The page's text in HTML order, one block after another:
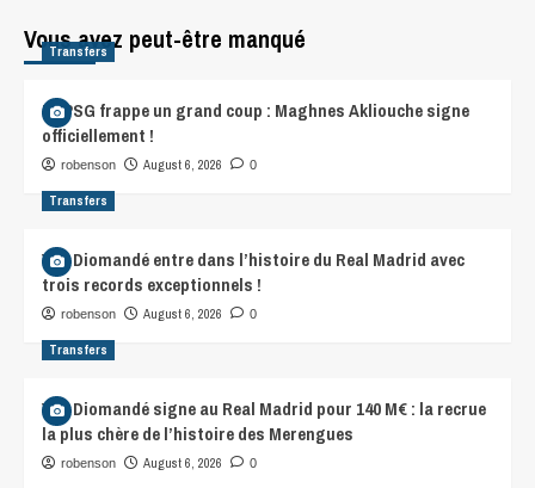
Vous avez peut-être manqué
Transfers
Le PSG frappe un grand coup : Maghnes Akliouche signe
officiellement !
robenson August 6, 2026 0
Transfers
Yan Diomandé entre dans l’histoire du Real Madrid avec
trois records exceptionnels !
robenson August 6, 2026 0
Transfers
Yan Diomandé signe au Real Madrid pour 140 M€ : la recrue
la plus chère de l’histoire des Merengues
robenson August 6, 2026 0